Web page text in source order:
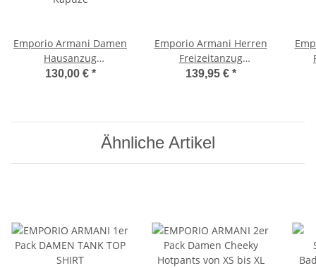
Emporio Armani Damen
Hausanzug
Freizeitanzug mit
130,00 € *
Emporio Armani Herren
Freizeitanzug
Hausanzug mit Zip in
139,95 € *
Ähnliche Artikel